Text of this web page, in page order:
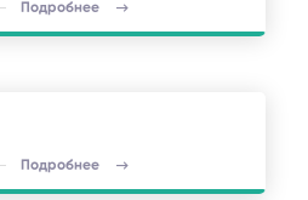
Подробнее
Подробнее